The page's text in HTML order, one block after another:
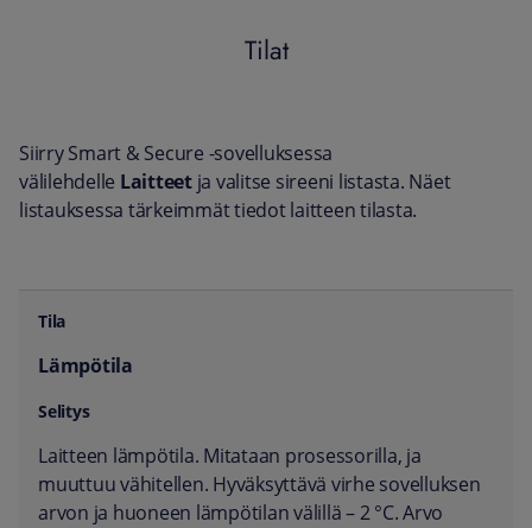
Tilat
Siirry Smart & Secure -sovelluksessa
välilehdelle Laitteet ja valitse sireeni listasta. Näet
listauksessa tärkeimmät tiedot laitteen tilasta.
Lämpötila
Laitteen lämpötila. Mitataan prosessorilla, ja
muuttuu vähitellen. Hyväksyttävä virhe sovelluksen
arvon ja huoneen lämpötilan välillä – 2 °C. Arvo